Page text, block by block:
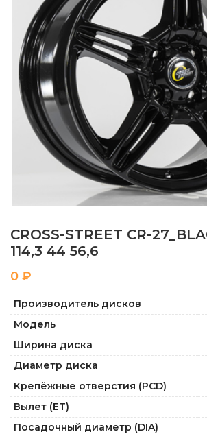
CROSS-STREET CR-
114,3 44 56,6
₽
Производитель дисков
Модель
Ширина диска
Диаметр диска
Крепёжные отверстия (PCD)
Вылет (ET)
Посадочный диаметр (DIA)